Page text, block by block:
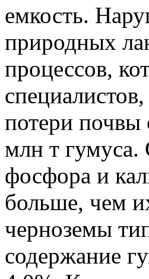
емкость.
природных
процессов,
потери почвы
млн т гумуса.
фосфора и
больше, чем
черноземы
содержание